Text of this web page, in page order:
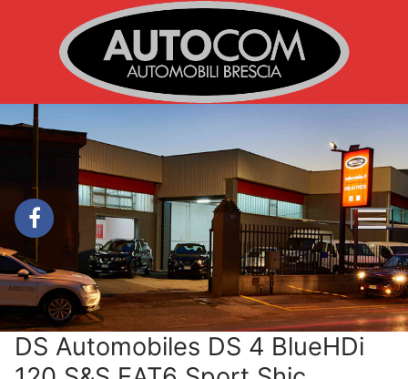
contenuto
DS Automobiles DS 4 BlueHDi